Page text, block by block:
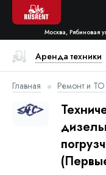
Москва, Рябиновая
Аренда техники
Главная Ремонт и ТО